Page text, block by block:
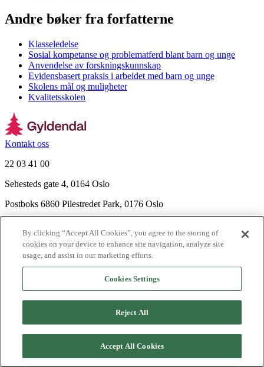
Andre bøker fra forfatterne
Klasseledelse
Sosial kompetanse og problematferd blant barn og unge
Anvendelse av forskningskunnskap
Evidensbasert praksis i arbeidet med barn og unge
Skolens mål og muligheter
Kvalitetsskolen
Kontakt oss
22 03 41 00
Sehesteds gate 4, 0164 Oslo
Postboks 6860 Pilestredet Park, 0176 Oslo
Nyhetsbrev
Ledige stillinger
Send inn manus
Agency
PersonvernerklæringerInformasjonskapsler
By clicking “Accept All Cookies”, you agree to the storing of
cookies on your device to enhance site navigation, analyze site
usage, and assist in our marketing efforts.
Cookies Settings
Reject All
Accept All Cookies